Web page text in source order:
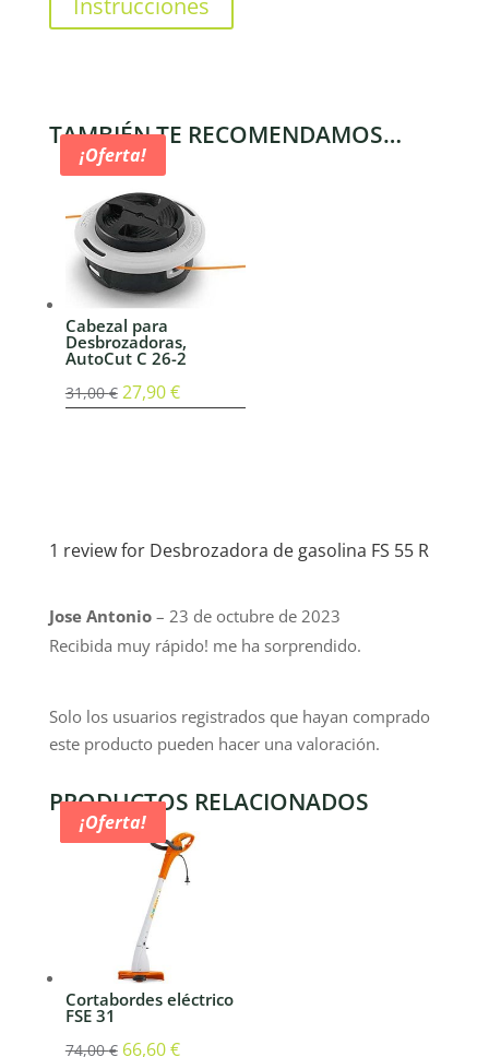
TAMBIÉN TE RECOMENDAMOS…
¡Oferta!
Cabezal para
Desbrozadoras,
AutoCut C 26-2
31,00€ El
27,90€El
1 review for Desbrozadora de gasolina FS 55 R
Jose Antonio – 23 de octubre de 2023
Recibida muy rápido! me ha sorprendido.
Solo los usuarios registrados que hayan comprado
este producto pueden hacer una valoración.
PRODUCTOS RELACIONADOS
¡Oferta!
Cortabordes eléctrico
FSE 31
74,00€ El
66,60€El
¡Oferta!
¡Oferta!
¡Oferta!